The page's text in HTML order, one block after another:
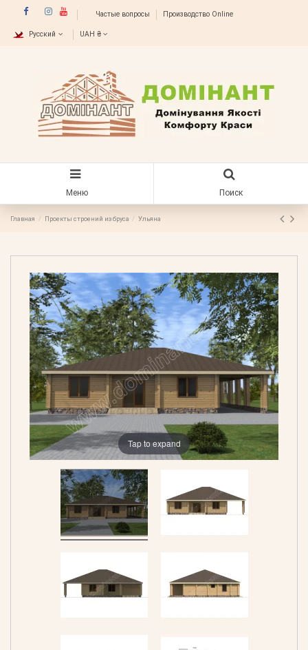
Частые вопросы Производство Online
Русский UAH ₴
Меню Поиск
Главная Проекты строений из бруса Ульяна
Tap to expand